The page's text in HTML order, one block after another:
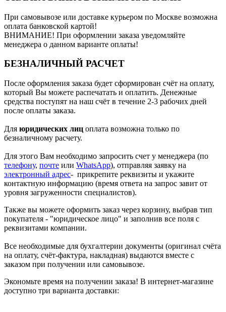
При самовывозе или доставке курьером по Москве возможна
оплата банковской картой!
ВНИМАНИЕ! При оформлении заказа уведомляйте
менеджера о данном варианте оплаты!
БЕЗНАЛИЧНЫЙ РАСЧЕТ
После оформления заказа будет сформирован счёт на оплату,
который Вы можете распечатать и оплатить. Денежные
средства поступят на наш счёт в течение 2-3 рабочих дней
после оплаты заказа.
Для юридических лиц оплата возможна только по
безналичному расчету.
Для этого Вам необходимо запросить счет у менеджера (по
телефону, почте или WhatsApp), отправляя заявку на
электронный адрес- прикрепите реквизиты и укажите
контактную информацию (время ответа на запрос завит от
уровня загруженности специалистов).
Также вы можете оформить заказ через корзину, выбрав тип
покупателя - "юридическое лицо" и заполнив все поля с
реквизитами компании.
Все необходимые для бухгалтерии документы (оригинал счёта
на оплату, счёт-фактура, накладная) выдаются вместе с
заказом при получении или самовывозе.
Экономьте время на получении заказа! В интернет-магазине
доступно три варианта доставки: